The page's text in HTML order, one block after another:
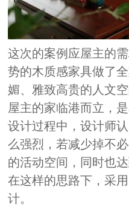
这次的案例应屋主的
势的木质感家具做了
媚、雅致高贵的人文空
屋主的家临港而立，
设计过程中，设计师
么强烈，若减少掉不
的活动空间，同时也
在这样的思路下，采
计。